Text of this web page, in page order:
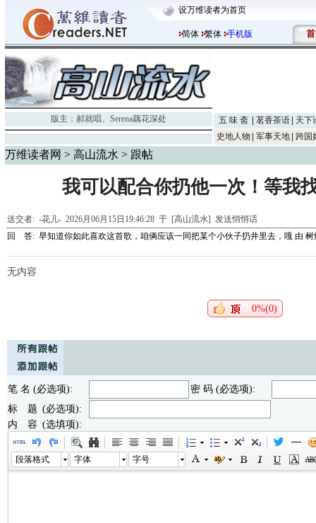
设万维读者为首页
简体 繁体 手机版 首
版主： 郝就唱、 Serena藕花深处 五 味 斋 茗香茶语
天下
史地人物
军事天地 跨国
万维读者网 > 高山流水 > 跟帖
我可以配合你扔他一次！等我
送交者: -花儿- 2026月06月15日19:46:28 于 [高山流水] 发送悄悄话
回 答: 早知道你如此喜欢这首歌，咱俩应该一同把某个小伙子扔井里去，嘎 由 树
无内容
0%(0)
笔 名 (必选项):
密 码 (必选项):
标 题 (必选项):
内 容 (选填项):
段落格式 字体 字号